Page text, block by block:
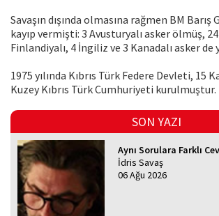
Savaşın dışında olmasına rağmen BM Barış
kayıp vermişti: 3 Avusturyalı asker ölmüş,
Finlandiyalı, 4 İngiliz ve 3 Kanadalı asker de
1975 yılında Kıbrıs Türk Federe Devleti, 15
Kuzey Kıbrıs Türk Cumhuriyeti kurulmuştur.
SON YAZI
Aynı Sorulara Farklı
İdris Savaş
06 Ağu 2026